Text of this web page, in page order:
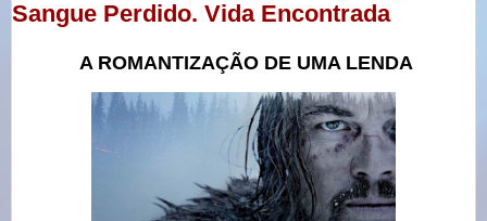
Sangue Perdido. Vida Encontrada
A ROMANTIZAÇÃO DE UMA LENDA